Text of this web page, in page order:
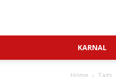
KARNAL
Home Tags